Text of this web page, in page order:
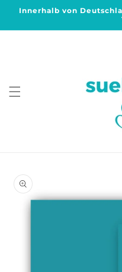
zum
Innerhalb von